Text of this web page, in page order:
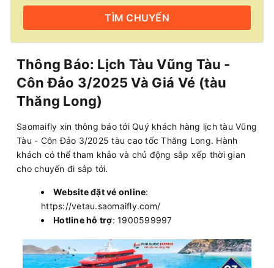
TÌM CHUYẾN
Thông Báo: Lịch Tàu Vũng Tàu -
Côn Đảo 3/2025 Và Giá Vé (tàu
Thăng Long)
Saomaifly xin thông báo tới Quý khách hàng lịch tàu Vũng
Tàu - Côn Đảo 3/2025 tàu cao tốc Thăng Long. Hành
khách có thể tham khảo và chủ động sắp xếp thời gian
cho chuyến đi sắp tới.
Website đặt vé online:
https://vetau.saomaifly.com/
Hotline hỗ trợ: 1900599997